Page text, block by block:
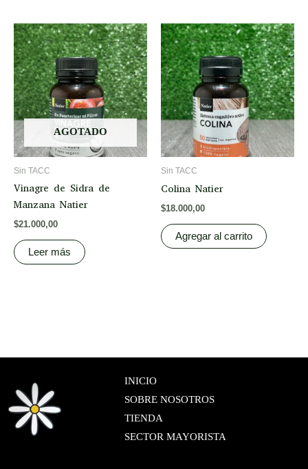
AGOTADO
Sin TACC
Vinagre de Sidra de
Manzana Natier
$21.000,00
Leer más
Sin TACC
Colina Natier
$18.000,00
Agregar al carrito
INICIO
SOBRE NOSOTROS
TIENDA
SECTOR MAYORISTA